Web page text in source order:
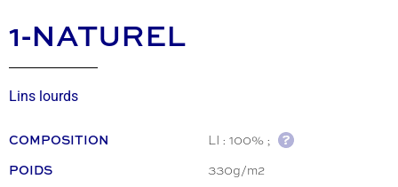
1-NATUREL
Lins lourds
COMPOSITION LI : 100% ;
POIDS 330g/m2